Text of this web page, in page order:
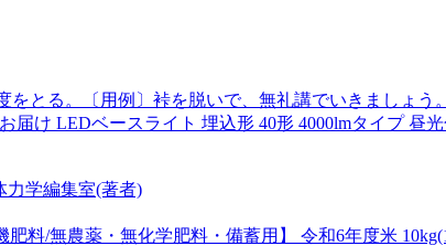
とる。〔用例〕裃を脱いで、無礼講でいきましょう
届け LEDベースライト 埋込形 40形 4000lmタイプ 昼
力学編集室(著者)
料/無農薬・無化学肥料・備蓄用】 令和6年度米